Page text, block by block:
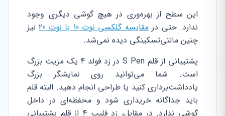
این سطح از بهره‌وری در هیچ گوشی دیگری وجود
ندارد. حتی درمقایسه گلکسی نوت 10 با نوت 20
نیز
چنین مالتی‌تسکینگی دیده نمی‌شد.
پشتیبانی از قلم S Pen در زد فولد ۴ یک مزیت بزرگ
است. شما می‌توانید روی نمایشگر بزرگ
یادداشت‌برداری کنید یا طراحی انجام دهید. البته قلم
باید جداگانه خریداری شود و محفظه‌ای در داخل
گوشی ندارد. در مقابل، زد فلیپ ۴ از قلم پشتیبانی